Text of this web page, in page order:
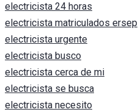
electricista 24 horas
electricista matriculados ersep
electricista urgente
electricista busco
electricista cerca de mi
electricista se busca
electricista necesito